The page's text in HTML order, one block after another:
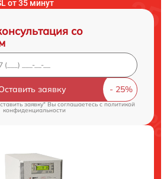
от 35 минут
со
заявку
заявку" Вы соглашаетесь cполитикой
конфиденциальности